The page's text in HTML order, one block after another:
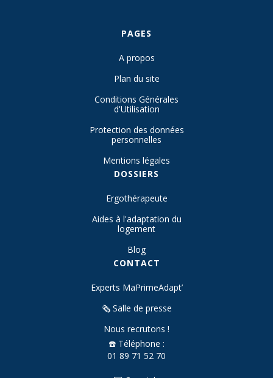
PAGES
A propos
Plan du site
Conditions Générales
d'Utilisation
Protection des données
personnelles
Mentions légales
DOSSIERS
Ergothérapeute
Aides à l'adaptation du
logement
Blog
CONTACT
Experts MaPrimeAdapt’
🗞️ Salle de presse
Nous recrutons !
☎️ Téléphone :
01 89 71 52 70